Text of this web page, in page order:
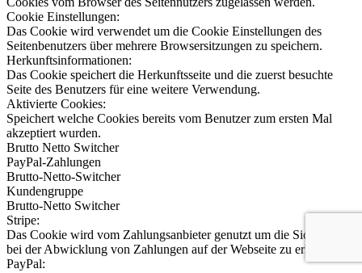
Cookie Einstellungen:
Das Cookie wird verwendet um die Cookie Einstellungen des
Seitenbenutzers über mehrere Browsersitzungen zu speichern.
Herkunftsinformationen:
Das Cookie speichert die Herkunftsseite und die zuerst besuchte
Seite des Benutzers für eine weitere Verwendung.
Aktivierte Cookies:
Speichert welche Cookies bereits vom Benutzer zum ersten Mal
akzeptiert wurden.
Brutto Netto Switcher
PayPal-Zahlungen
Brutto-Netto-Switcher
Kundengruppe
Brutto-Netto Switcher
Stripe:
Das Cookie wird vom Zahlungsanbieter genutzt um die Sicherheit
bei der Abwicklung von Zahlungen auf der Webseite zu erhöhen.
PayPal: